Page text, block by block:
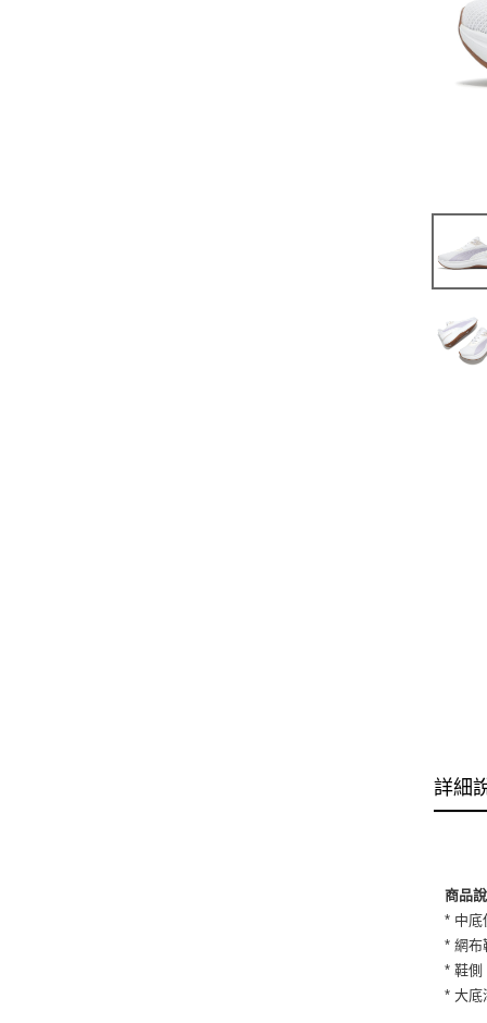
詳細
商品
* 中底
* 網布
* 鞋側
* 大底